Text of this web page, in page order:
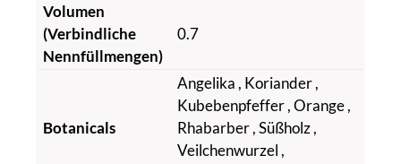
Volumen
(Verbindliche
Nennfüllmengen)
0.7
Botanicals
Angelika , Koriander,
Kubebenpfeffer, Orange,
Rhabarber, Süßholz,
Veilchenwurzel ,